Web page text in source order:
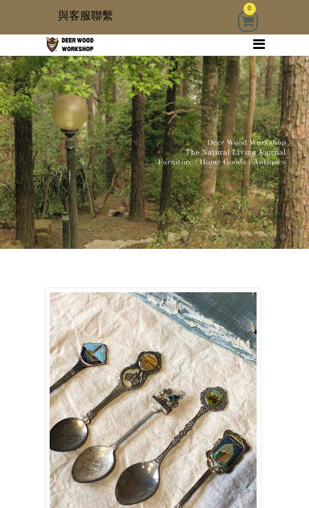
家具
木雜貨
生活器具
古物道具
居家修繕道具材料
關於我們
聯絡我們
客製化相簿
與客服聯繫
0